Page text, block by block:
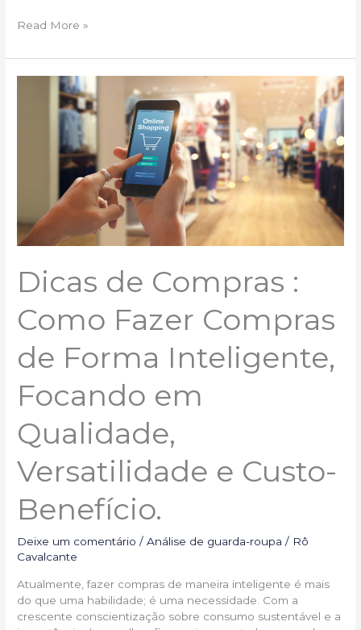
Read More »
Dicas de Compras :
Como Fazer Compras
de Forma Inteligente,
Focando em
Qualidade,
Versatilidade e Custo-
Benefício.
Deixe um comentário /Análise de guarda-roupa / Rô
Cavalcante
Atualmente, fazer compras de maneira inteligente é mais
do que uma habilidade; é uma necessidade. Com a
crescente conscientização sobre consumo sustentável e a
Compras
Forma
Inteligente,
Focando
Qualidade,
Versatilidade
e
Custo-